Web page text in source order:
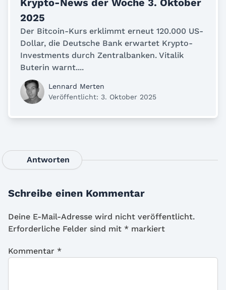
Krypto-News der Woche 3. Oktober
2025
Der Bitcoin-Kurs erklimmt erneut 120.000 US-
Dollar, die Deutsche Bank erwartet Krypto-
Investments durch Zentralbanken. Vitalik
Buterin warnt....
Lennard Merten
Veröffentlicht: 3. Oktober 2025
Antworten
Schreibe einen Kommentar
Deine E-Mail-Adresse wird nicht veröffentlicht.
Erforderliche Felder sind mit * markiert
Kommentar *